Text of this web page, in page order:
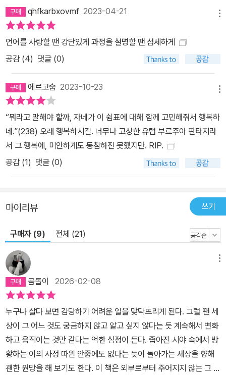
qhfkarbxovmf 2023-04-21
언어를 사랑할 땐 강단있게 과정을 설명할 땐 섬세하게
공감 (4) 댓글 (0)
에르고숨 2023-10-23
“뭐라고 말해야 할까, 자네가 이 쉼표에 대해 함께 고민해줘서 행복하
네.”(238) 오래 행복하시길. 너무나 고상한 유럽 부르주아 판타지라
서 그 행복에, 미안하게도 동참하진 못했지만. RIP.
공감 (1) 댓글 (0)
마이리뷰 쓰기
구매자 (9) 전체 (21)
곰돌이 2026-02-08
누구나 살다 보면 감당하기 어려운 일을 맞닥뜨리게 된다. 그럴 땐 세
상이 그 어느 것도 궁금하지 않고 알고 싶지 않다는 듯 계속해서 변화
하고 움직이는 것만 같다는 억한 심정이 든다. 좁아진 시야 속에서 방
황하는 이의 사정 따윈 안중에도 없다는 듯이 돌아가는 세상을 향해
괜한 원망을 해 보기도 한다. 이 책은 외부로부터 주어지지 않는 그 무